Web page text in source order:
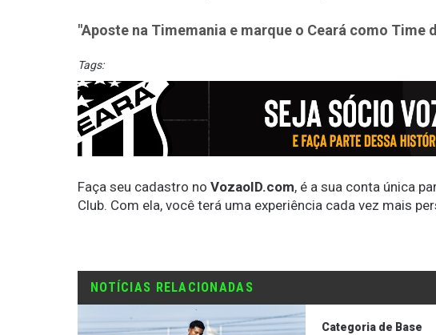
"Aposte na Timemania e marque o Ceará como Time
Tags:
Faça seu cadastro no VozaoID.com, é a sua conta única
Club. Com ela, você terá uma experiência cada vez mais
NOTÍCIAS RELACIONADAS
Categoria de Base